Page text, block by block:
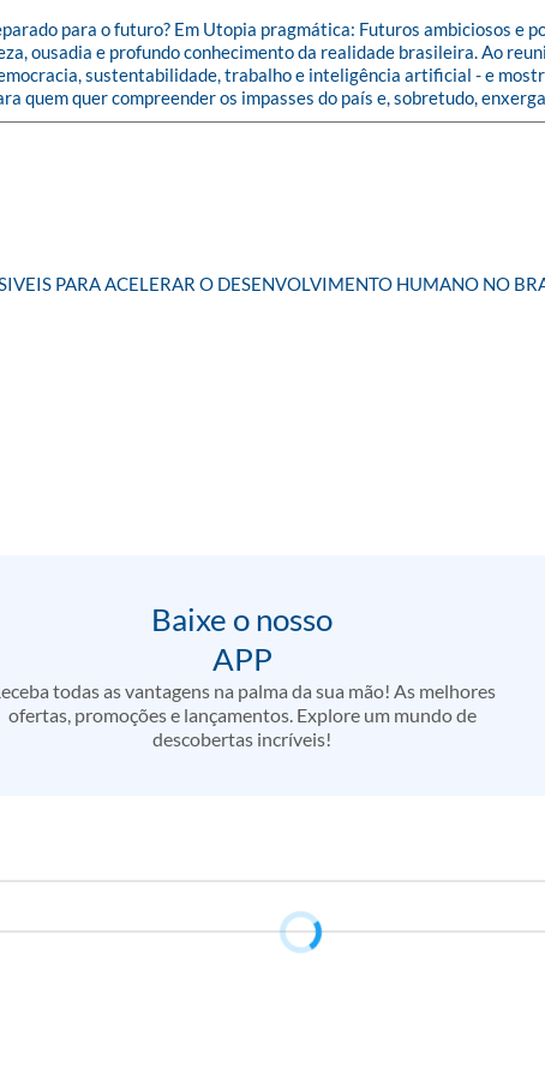
para o futuro? Em Utopia pragmática: Futuros ambiciosos e
ousadia e profundo conhecimento da realidade brasileira. Ao
sustentabilidade, trabalho e inteligência artificial - e
quem quer compreender os impasses do país e, sobretudo,
PARA ACELERAR O DESENVOLVIMENTO HUMANO NO
Baixe o nosso
APP
todas as vantagens na palma da sua mão! As melhores
ofertas, promoções e lançamentos. Explore um mundo de
descobertas incríveis!